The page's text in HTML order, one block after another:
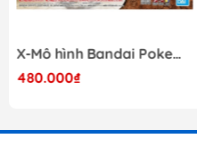
X-Mô hình Bandai Pokemon PLAMO COLLECTION Fossil Pokemon Series Tyrantrum
480.000₫